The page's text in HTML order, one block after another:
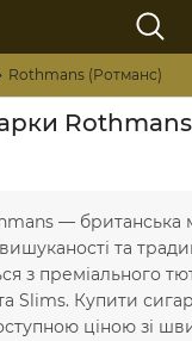
Rothmans (Ротманс)
— британська
та
з преміального
Slims. Купити
ціною зі